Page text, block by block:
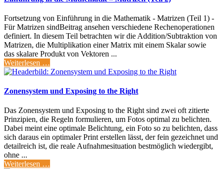
Fortsetzung von Einführung in die Mathematik - Matrizen (Teil 1) -
Für Matrizen sindBeitrag ansehen verschiedene Rechenoperationen
definiert. In diesem Teil betrachten wir die Addition/Subtraktion von
Matrizen, die Multiplikation einer Matrix mit einem Skalar sowie
das skalare Produkt von Vektoren ...
Weiterlesen …
Zonensystem und Exposing to the Right
Das Zonensystem und Exposing to the Right sind zwei oft zitierte
Prinzipien, die Regeln formulieren, um Fotos optimal zu belichten.
Dabei meint eine optimale Belichtung, ein Foto so zu belichten, dass
sich daraus ein optimaler Print erstellen lässt, der fein gezeichnet und
detailreich ist, die reale Aufnahmesituation bestmöglich wiedergibt,
ohne ...
Weiterlesen …